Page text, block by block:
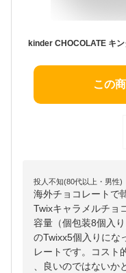
この
投人不知(80代以上・男性)
海外チョコレートで
Twixキャラメルチョ
容量（個包装8個入
のTwixx5個入りにな
レートです。コスト
、良いのではないか